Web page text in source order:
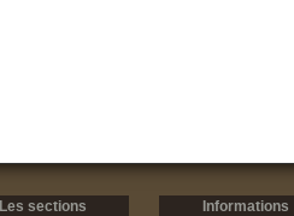
Les sections
Informations